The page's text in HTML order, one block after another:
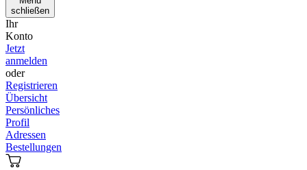
schließen
Ihr
Konto
Jetzt
anmelden
oder
Registrieren
Übersicht
Persönliches
Profil
Adressen
Bestellungen